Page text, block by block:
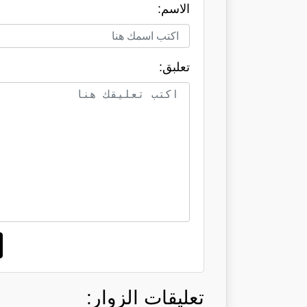
الاسم:
تعلبق:
تعليقات الزوار: